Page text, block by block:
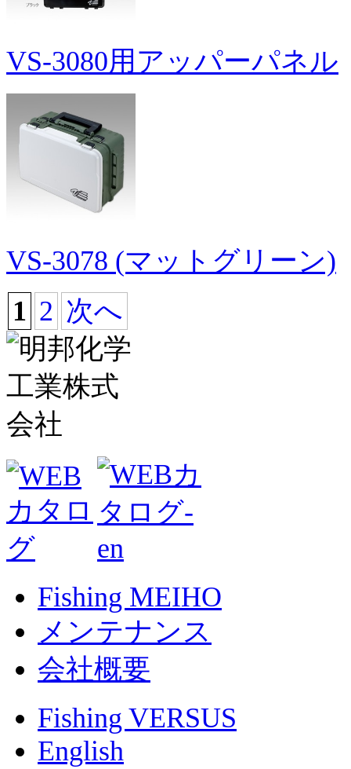
VS-3080用アッパーパネル
VS-3078 (マットグリーン)
1 2 次へ
Fishing MEIHO
メンテナンス
会社概要
Fishing VERSUS
English